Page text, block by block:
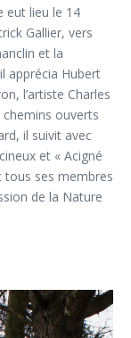
eut lieu le 14
Gallier, vers
et la
apprécia Hubert
l’artiste Charles
ouverts
il suivit avec
et « Acigné
tous ses membres
de la Nature